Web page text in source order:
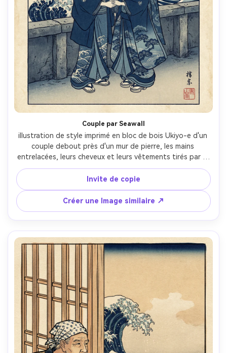
Couple par Seawall
illustration de style imprimé en bloc de bois Ukiyo-e d'un
couple debout près d'un mur de pierre, les mains
entrelacées, leurs cheveux et leurs vêtements tirés par le
vent de l'océan, une vague inspirée par Hokusai s'élève
derrière eux, visages calmes, contours sumi nets, palette
indigo, ciel bokashi, texture de papier subtile, intensité
calme romantique, objectif 85mm, profondeur de champ
peu profonde, éclairage cinématographique doux- -ar 4:5
Invite de copie
Créer une Image similaire ↗
Créez des images IA
à l’infini. 100 %
gratuit!
Créer Gratuitement →